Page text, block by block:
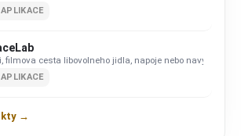
filmova cesta libovolneho jidla, napoje nebo navyku
→